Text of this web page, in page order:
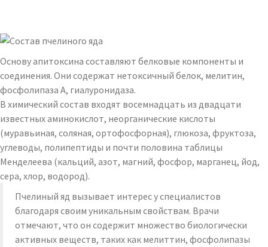
Основу апитоксина составляют белковые компоненты и
соединения. Они содержат нетоксичный белок, мелитин,
фосфолипаза А, гиалуронидаза.
В химический состав входят восемнадцать из двадцати
известных аминокислот, неорганические кислоты
(муравьиная, соляная, ортофосфорная), глюкоза, фруктоза,
углеводы, полипептиды и почти половина таблицы
Менделеева (кальций, азот, магний, фосфор, марганец, йод,
сера, хлор, водород).
Пчелиный яд вызывает интерес у специалистов
благодаря своим уникальным свойствам. Врачи
отмечают, что он содержит множество биологически
активных веществ, таких как мелиттин, фосфолипазы